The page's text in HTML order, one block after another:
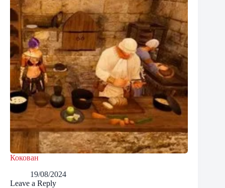
Кокован
19/08/2024
Leave a Reply